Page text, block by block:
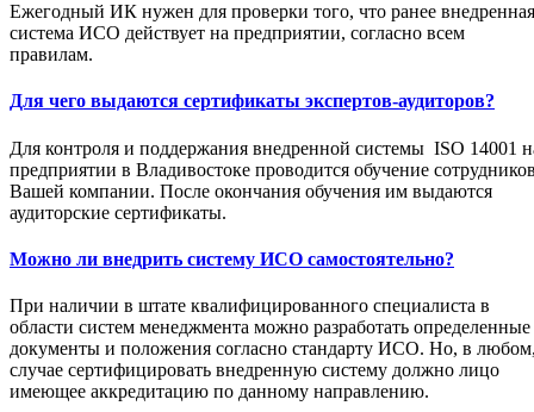
Ежегодный ИК нужен для проверки того, что ранее внедренная
система ИСО действует на предприятии, согласно всем
правилам.
Для чего выдаются сертификаты экспертов-аудиторов?
Для контроля и поддержания внедренной системы ISO 14001
предприятии в Владивостоке проводится обучение
Вашей компании. После окончания обучения им выдаются
аудиторские сертификаты.
Можно ли внедрить систему ИСО самостоятельно?
При наличии в штате квалифицированного специалиста в
области систем менеджмента можно разработать определенные
документы и положения согласно стандарту ИСО. Но, в
случае сертифицировать внедренную систему должно лицо
имеющее аккредитацию по данному направлению.